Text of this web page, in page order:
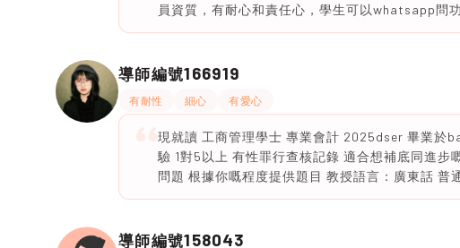
員資質，有耐心和責任心，學生可以whatsapp問功
導師編號166919
有耐性 細心 有愛心
現就讀 工商管理學士 專業會計 2025dser 畢業於
驗 1對5以上 有性罪行查核記錄 適合想補底同進
問題 根據你嘅程度提供題目 教授語言：廣東話 普
導師編號158043